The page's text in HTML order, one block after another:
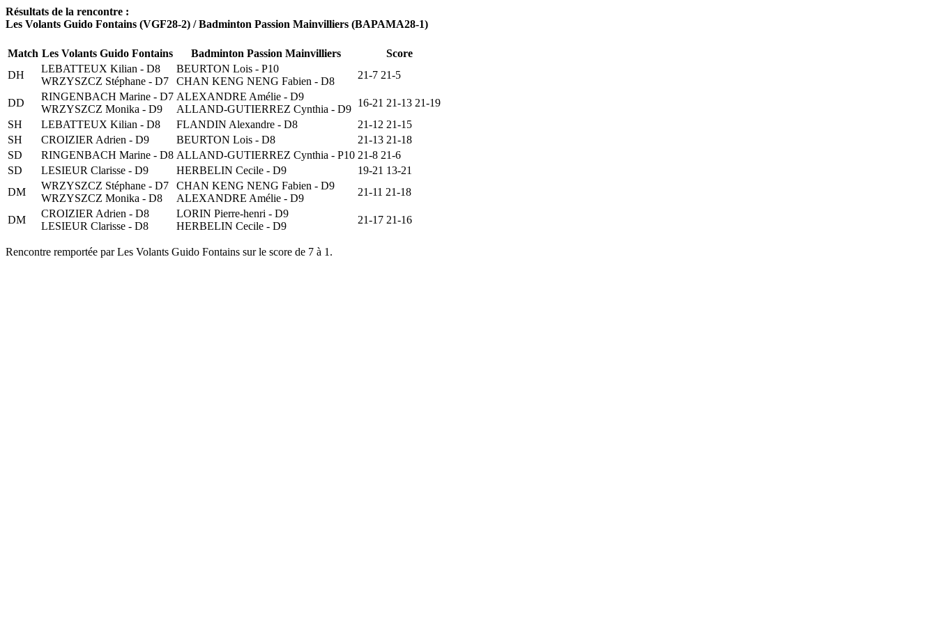
Résultats de la rencontre :
Les Volants Guido Fontains (VGF28-2) / Badminton Passion Mainvilliers (BAPAMA28-1)
Match Les Volants Guido Fontains Badminton Passion Mainvilliers
Score
DH
LEBATTEUX Kilian - D8
WRZYSZCZ Stéphane - D7
BEURTON Lois - P10
CHAN KENG NENG Fabien - D8
21-7 21-5
DD
RINGENBACH Marine - D7
WRZYSZCZ Monika - D9
ALEXANDRE Amélie - D9
ALLAND-GUTIERREZ Cynthia - D9
16-21 21-13 21-19
SH
LEBATTEUX Kilian - D8 FLANDIN Alexandre - D8
21-12 21-15
SH
CROIZIER Adrien - D9 BEURTON Lois - D8
21-13 21-18
SD
RINGENBACH Marine - D8 ALLAND-GUTIERREZ Cynthia - P10 21-8 21-6
SD
LESIEUR Clarisse - D9 HERBELIN Cecile - D9
19-21 13-21
DM
WRZYSZCZ Stéphane - D7
WRZYSZCZ Monika - D8
CHAN KENG NENG Fabien - D9
ALEXANDRE Amélie - D9
21-11 21-18
DM
CROIZIER Adrien - D8
LESIEUR Clarisse - D8
LORIN Pierre-henri - D9
HERBELIN Cecile - D9
21-17 21-16
Rencontre remportée par Les Volants Guido Fontains sur le score de 7 à 1.